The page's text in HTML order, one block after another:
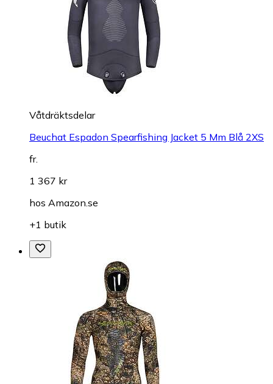
Våtdräktsdelar
Beuchat Espadon Spearfishing Jacket 5 Mm Blå 2XS
fr.
1 367 kr
hos Amazon.se
+1 butik